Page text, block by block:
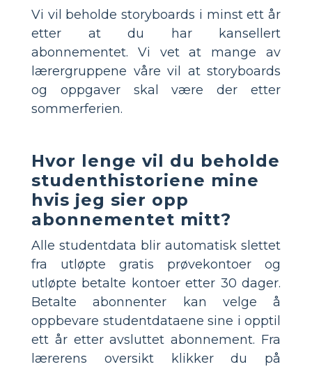
Vi vil beholde storyboards i minst ett år
etter at du har kansellert
abonnementet. Vi vet at mange av
lærergruppene våre vil at storyboards
og oppgaver skal være der etter
sommerferien.
Hvor lenge vil du beholde
studenthistoriene mine
hvis jeg sier opp
abonnementet mitt?
Alle studentdata blir automatisk slettet
fra utløpte gratis prøvekontoer og
utløpte betalte kontoer etter 30 dager.
Betalte abonnenter kan velge å
oppbevare studentdataene sine i opptil
ett år etter avsluttet abonnement. Fra
lærerens oversikt klikker du på